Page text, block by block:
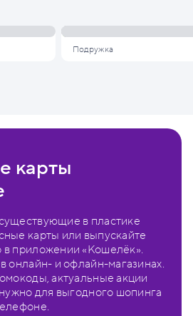
Подружка
карты
в пластике
карты или выпускайте
в приложении «Кошелёк».
онлайн- и офлайн-магазинах.
актуальные акции
для выгодного шопинга